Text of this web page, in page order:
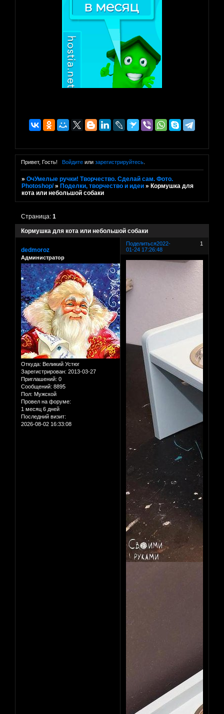
Привет, Гость! Войдитеили зарегистрируйтесь.
»ОчУмелые ручки! Творчество. Сделай сам. Фото.
Photoshop/ » Поделки, творчество и идеи » Кормушка для
кота или небольшой собаки
Кормушка для кота или небольшой собаки
Страница:1
Поделиться 1
2022-
01-24 17:26:48
dedmoroz
Администратор
Откуда: Великий Устюг
Зарегистрирован: 2013-03-27
Приглашений: 0
Сообщений: 8895
Пол: Мужской
Провел на форуме:
1 месяц 6 дней
Последний визит:
2026-08-02 16:33:08